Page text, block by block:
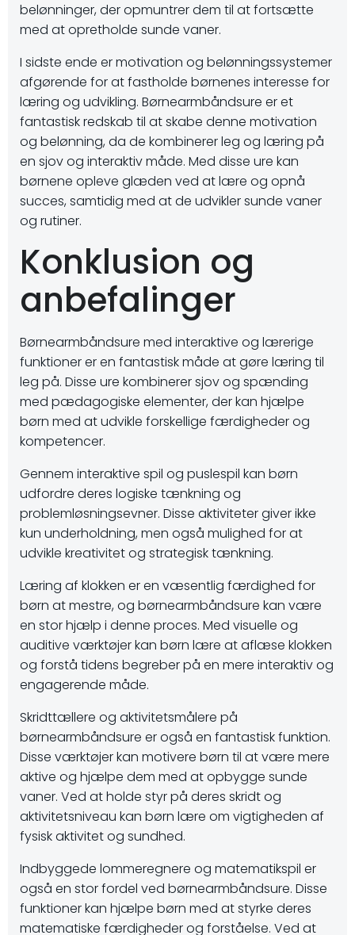
belønninger, der opmuntrer dem til at fortsætte
med at opretholde sunde vaner.
I sidste ende er motivation og belønningssystemer
afgørende for at fastholde børnenes interesse for
læring og udvikling. Børnearmbåndsure er et
fantastisk redskab til at skabe denne motivation
og belønning, da de kombinerer leg og læring på
en sjov og interaktiv måde. Med disse ure kan
børnene opleve glæden ved at lære og opnå
succes, samtidig med at de udvikler sunde vaner
og rutiner.
Konklusion og
anbefalinger
Børnearmbåndsure med interaktive og lærerige
funktioner er en fantastisk måde at gøre læring til
leg på. Disse ure kombinerer sjov og spænding
med pædagogiske elementer, der kan hjælpe
børn med at udvikle forskellige færdigheder og
kompetencer.
Gennem interaktive spil og puslespil kan børn
udfordre deres logiske tænkning og
problemløsningsevner. Disse aktiviteter giver ikke
kun underholdning, men også mulighed for at
udvikle kreativitet og strategisk tænkning.
Læring af klokken er en væsentlig færdighed for
børn at mestre, og børnearmbåndsure kan være
en stor hjælp i denne proces. Med visuelle og
auditive værktøjer kan børn lære at aflæse klokken
og forstå tidens begreber på en mere interaktiv og
engagerende måde.
Skridttællere og aktivitetsmålere på
børnearmbåndsure er også en fantastisk funktion.
Disse værktøjer kan motivere børn til at være mere
aktive og hjælpe dem med at opbygge sunde
vaner. Ved at holde styr på deres skridt og
aktivitetsniveau kan børn lære om vigtigheden af
fysisk aktivitet og sundhed.
Indbyggede lommeregnere og matematikspil er
også en stor fordel ved børnearmbåndsure. Disse
funktioner kan hjælpe børn med at styrke deres
matematiske færdigheder og forståelse. Ved at